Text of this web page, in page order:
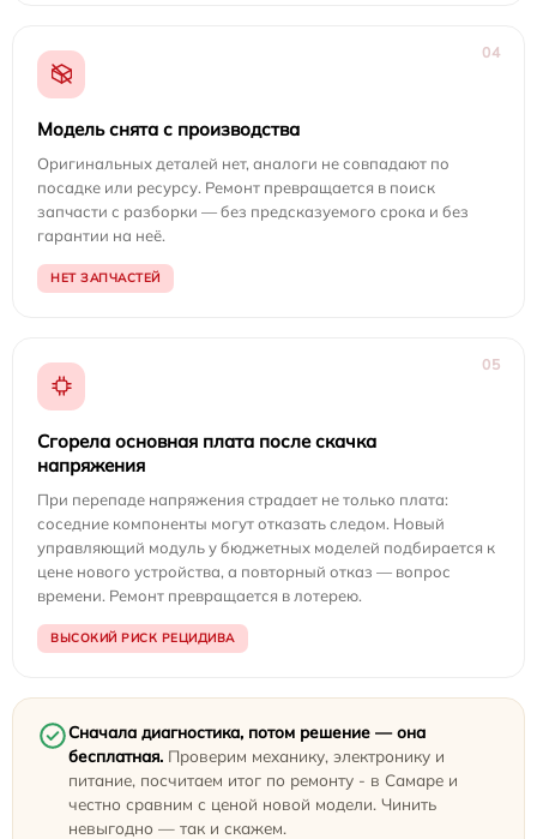
04
Модель снята с производства
Оригинальных деталей нет, аналоги не совпадают по
посадке или ресурсу. Ремонт превращается в поиск
запчасти с разборки — без предсказуемого срока и без
гарантии на неё.
НЕТ ЗАПЧАСТЕЙ
05
Сгорела основная плата после скачка
напряжения
При перепаде напряжения страдает не только плата:
соседние компоненты могут отказать следом. Новый
управляющий модуль у бюджетных моделей подбирается к
цене нового устройства, а повторный отказ — вопрос
времени. Ремонт превращается в лотерею.
ВЫСОКИЙ РИСК РЕЦИДИВА
Сначала диагностика, потом решение — она
бесплатная. Проверим механику, электронику и
питание, посчитаем итог по ремонту - в Самаре и
честно сравним с ценой новой модели. Чинить
невыгодно — так и скажем.